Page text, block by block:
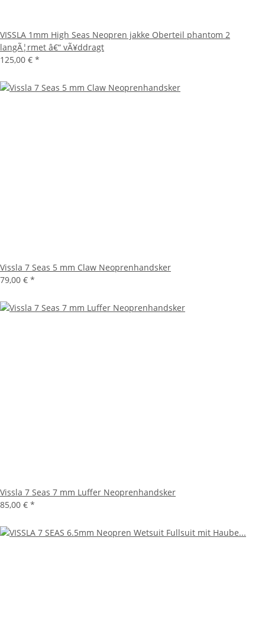
VISSLA 1mm High Seas Neopren jakke Oberteil phantom 2
langÃ¦rmet â€“ vÃ¥ddragt
125,00 € *
Vissla 7 Seas 5 mm Claw Neoprenhandsker
79,00 € *
Vissla 7 Seas 7 mm Luffer Neoprenhandsker
85,00 € *